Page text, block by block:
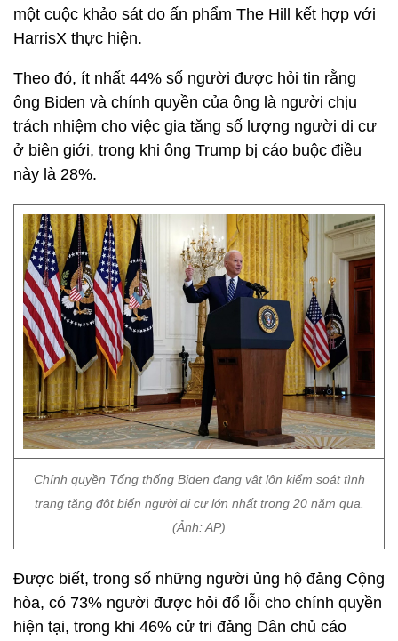
một cuộc khảo sát do ấn phẩm The Hill kết hợp với
HarrisX thực hiện.
Theo đó, ít nhất 44% số người được hỏi tin rằng
ông Biden và chính quyền của ông là người chịu
trách nhiệm cho việc gia tăng số lượng người di cư
ở biên giới, trong khi ông Trump bị cáo buộc điều
này là 28%.
Chính quyền Tổng thống Biden đang vật lộn kiểm soát tình
trạng tăng đột biến người di cư lớn nhất trong 20 năm qua.
(Ảnh: AP)
Được biết, trong số những người ủng hộ đảng Cộng
hòa, có 73% người được hỏi đổ lỗi cho chính quyền
hiện tại, trong khi 46% cử tri đảng Dân chủ cáo